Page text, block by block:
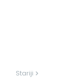
Stariji